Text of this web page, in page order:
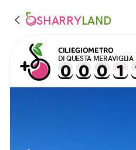
SHARRYLAND
CILIEGIOMETRO
DI QUESTA MERAVIGLIA